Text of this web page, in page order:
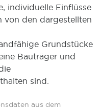
individuelle Einflüsse
von den dargestellten
Grundstücke
Bauträger und
sind.
aus dem